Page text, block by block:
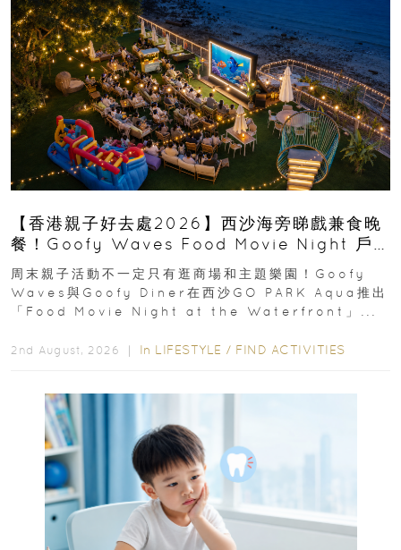
【香港親子好去處2026】西沙海旁睇戲兼食晚
餐！Goofy Waves Food Movie Night 戶
外影院逢週末登場
周末親子活動不一定只有逛商場和主題樂園！Goofy
Waves與Goofy Diner在西沙GO PARK Aqua推出
「Food Movie Night at the Waterfront」...
2nd August, 2026 ｜ In LIFESTYLE / FIND ACTIVITIES